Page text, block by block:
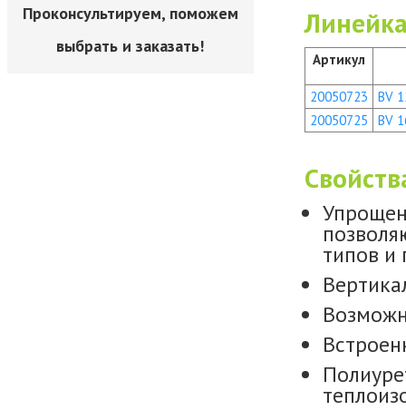
Проконсультируем, поможем
выбрать и заказать!
Артикул
20050723
BV
20050725
BV
типов и